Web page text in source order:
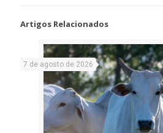
Artigos Relacionados
7 de agosto de 2026